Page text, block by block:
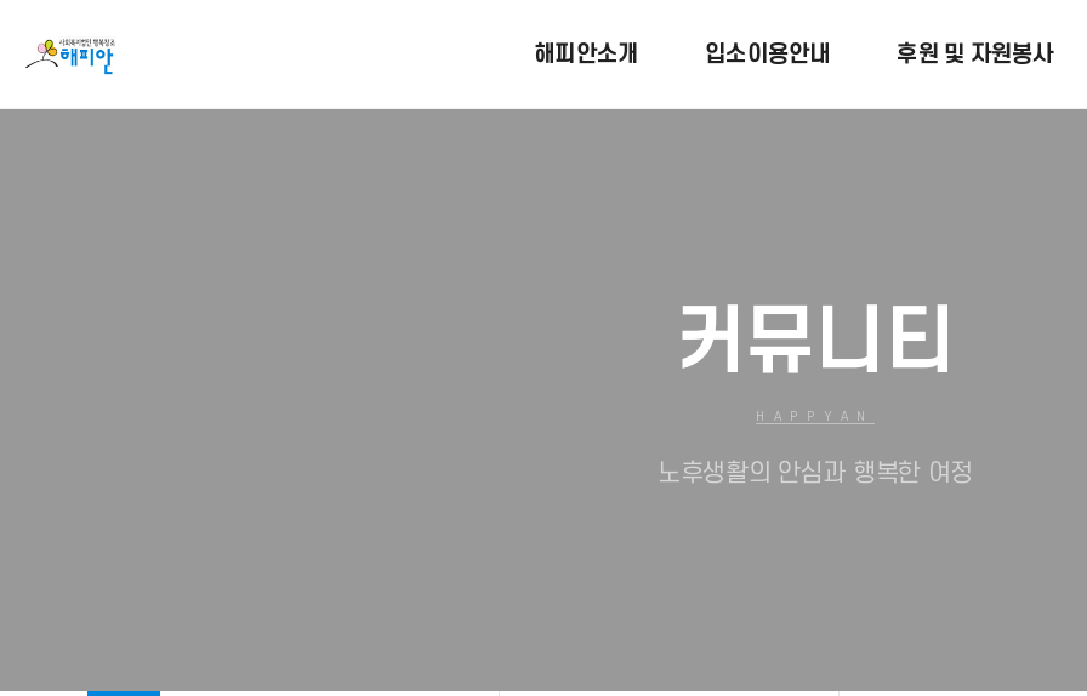
해피안소개 입소이용안내 후원 및 자원봉사
커뮤니티
HAPPYAN
노후생활의 안심과 행복한 여정